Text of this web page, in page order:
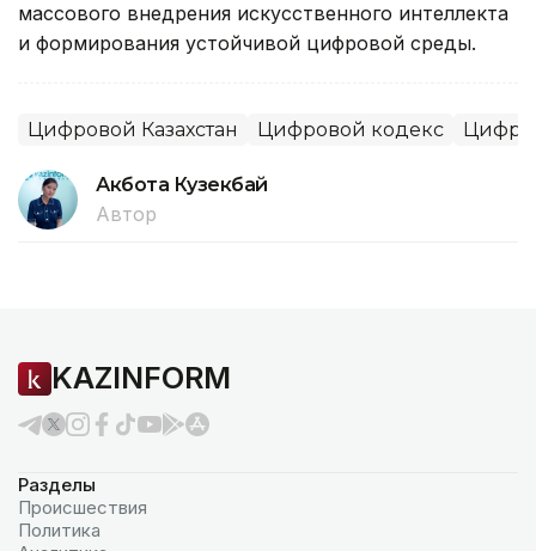
массового внедрения искусственного интеллекта
и формирования устойчивой цифровой среды.
Цифровой Казахстан Цифровой кодекс
Акбота Кузекбай
Автор
KAZINFORM
Разделы
Происшествия
Политика